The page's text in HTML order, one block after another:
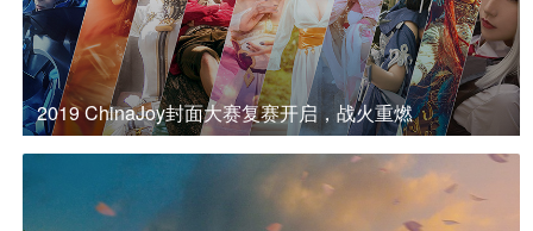
2019 ChinaJoy封面大赛复赛开启，战火重燃